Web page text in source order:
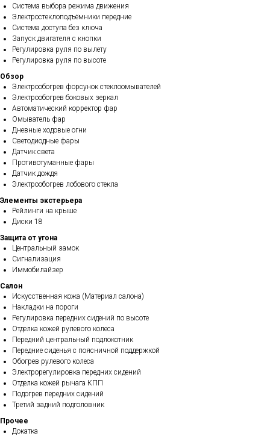
Система выбора режима движения
Электростеклоподъёмники передние
Система доступа без ключа
Запуск двигателя с кнопки
Регулировка руля по вылету
Регулировка руля по высоте
Обзор
Электрообогрев форсунок стеклоомывателей
Электрообогрев боковых зеркал
Автоматический корректор фар
Омыватель фар
Дневные ходовые огни
Светодиодные фары
Датчик света
Противотуманные фары
Датчик дождя
Электрообогрев лобового стекла
Элементы экстерьера
Рейлинги на крыше
Диски 18
Защита от угона
Центральный замок
Сигнализация
Иммобилайзер
Салон
Искусственная кожа (Материал салона)
Накладки на пороги
Регулировка передних сидений по высоте
Отделка кожей рулевого колеса
Передний центральный подлокотник
Передние сиденья с поясничной поддержкой
Обогрев рулевого колеса
Электрорегулировка передних сидений
Отделка кожей рычага КПП
Подогрев передних сидений
Третий задний подголовник
Прочее
Докатка